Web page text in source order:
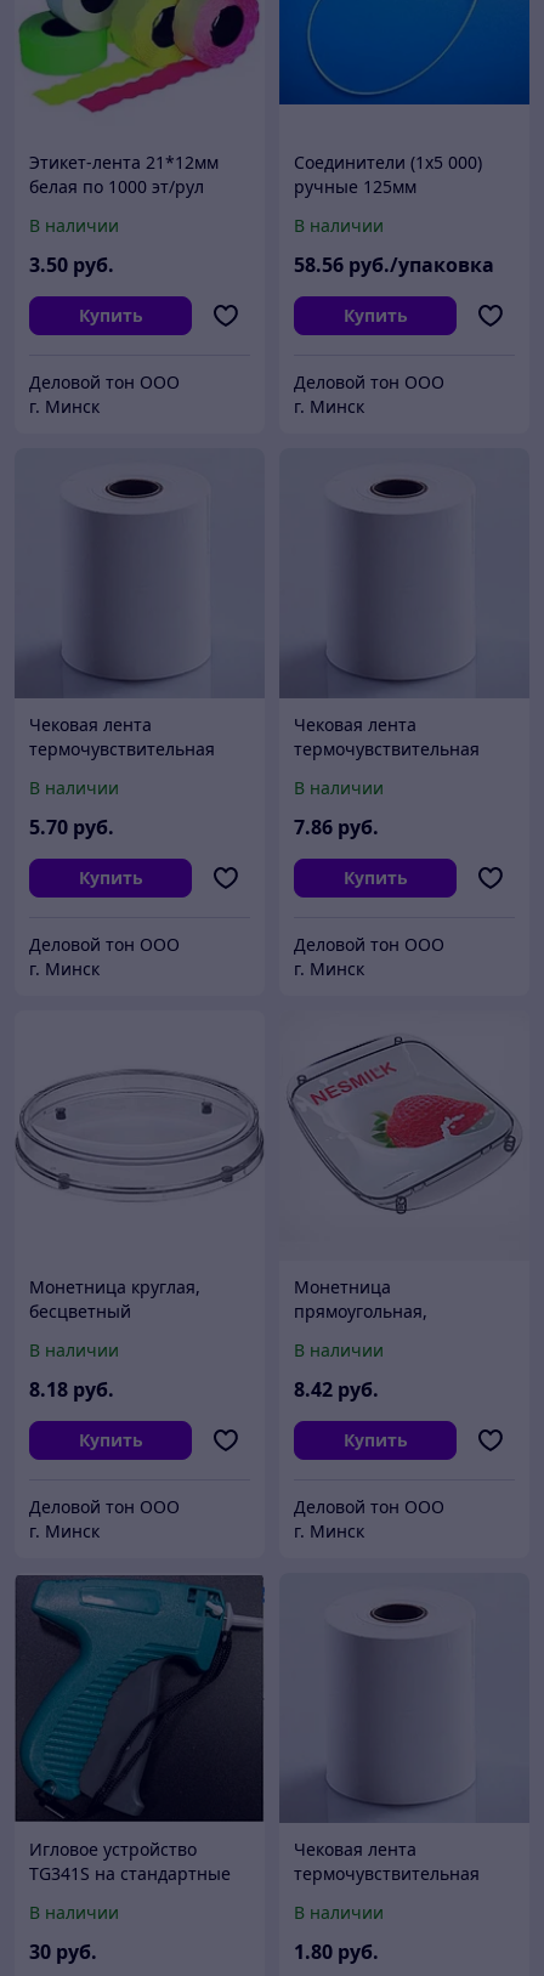
Этикет-лента 21*12мм
белая по 1000 эт/рул
В наличии
3.50 руб.
Купить
Деловой тон ООО
г. Минск
Соединители (1х5 000)
ручные 125мм
В наличии
58.56 руб./упаковка
Купить
Деловой тон ООО
г. Минск
Чековая лента
термочувствительная
В наличии
5.70 руб.
Купить
Деловой тон ООО
г. Минск
Чековая лента
термочувствительная
В наличии
7.86 руб.
Купить
Деловой тон ООО
г. Минск
Монетница круглая,
бесцветный
В наличии
8.18 руб.
Купить
Деловой тон ООО
г. Минск
Монетница
прямоугольная,
В наличии
8.42 руб.
Купить
Деловой тон ООО
г. Минск
Игловое устройство
TG341S на стандартные
В наличии
30 руб.
Чековая лента
термочувствительная
В наличии
1.80 руб.